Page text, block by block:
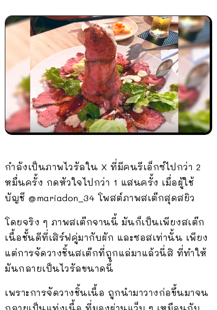
กำลังเป็นภาพไวรัลใน X ที่มีคนรีเอ็กซ์ไปกว่า 2
หมื่นครั้ง กดหัวใจไปกว่า 1 แสนครั้ง เมื่อผู้ใช้
บัญชี @mariadon_34 โพสต์ภาพสเต๊กสุดสยิว
โดยจริง ๆ ภาพสเต๊กจานนี้ มันก็เป็นเพียงสเต๊ก
เนื้อชั้นดีที่เสิร์ฟคู่มากับผัก และซอสเท่านั้น เพียง
แต่การจัดวางชิ้นสเต๊กที่ถูกแล่มาแล้วนี่สิ ที่ทำให้
มันกลายเป็นไวรัลขนาดนี้
เพราะการจัดวางชิ้นเนื้อ ถูกนำมาวางก่อขึ้นมาจน